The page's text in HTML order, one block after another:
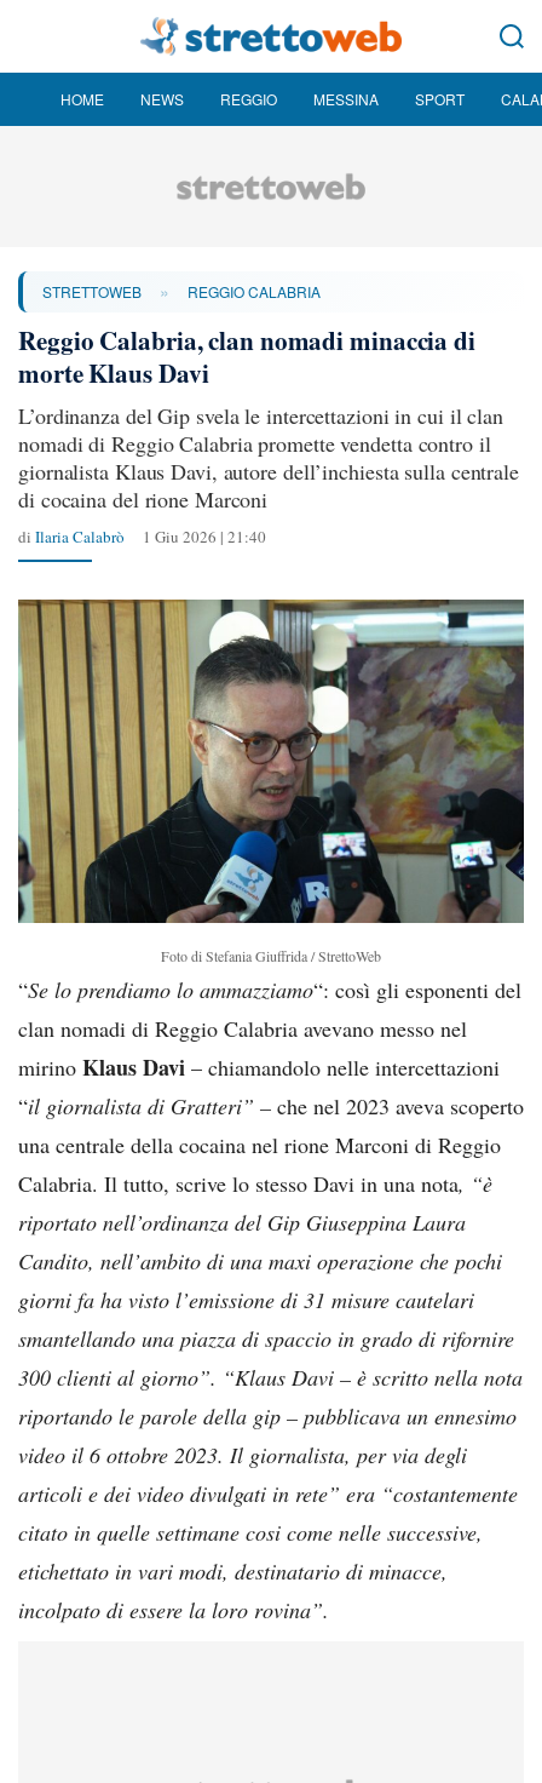
HOME NEWS REGGIO MESSINA SPORT
STRETTOWEB » REGGIO CALABRIA
Reggio Calabria, clan nomadi minaccia di
morte Klaus Davi
L’ordinanza del Gip svela le intercettazioni in cui il clan
nomadi di Reggio Calabria promette vendetta contro il
giornalista Klaus Davi, autore dell’inchiesta sulla centrale
di cocaina del rione Marconi
di Ilaria Calabrò 1 Giu 2026 | 21:40
Foto di Stefania Giuffrida / StrettoWeb
“Se lo prendiamo lo ammazziamo“: così gli esponenti del
clan nomadi di Reggio Calabria avevano messo nel
mirino Klaus Davi – chiamandolo nelle intercettazioni
“il giornalista di Gratteri” – che nel 2023 aveva scoperto
una centrale della cocaina nel rione Marconi di Reggio
Calabria. Il tutto, scrive lo stesso Davi in una nota, “è
riportato nell’ordinanza del Gip Giuseppina Laura
Candito, nell’ambito di una maxi operazione che pochi
giorni fa ha visto l’emissione di 31 misure cautelari
smantellando una piazza di spaccio in grado di rifornire
300 clienti al giorno”. “Klaus Davi – è scritto nella nota
riportando le parole della gip – pubblicava un ennesimo
video il 6 ottobre 2023. Il giornalista, per via degli
articoli e dei video divulgati in rete” era “costantemente
citato in quelle settimane cosi come nelle successive,
etichettato in vari modi, destinatario di minacce,
incolpato di essere la loro rovina”.